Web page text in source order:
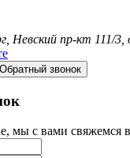
Невский пр-кт 111/3,
Обратный звонок
мы с вами свяжемся